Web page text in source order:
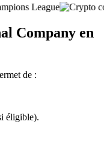
Company en
de :
éligible).